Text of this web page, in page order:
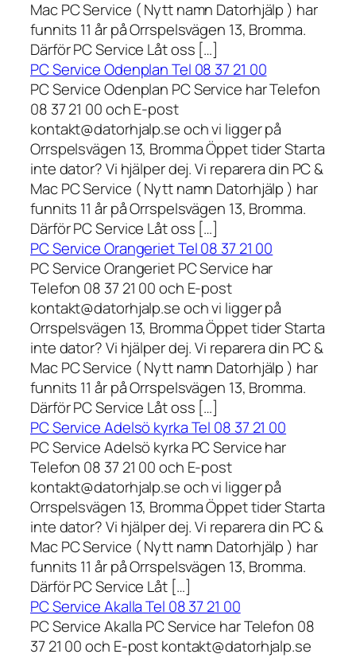
Mac PC Service ( Nytt namn Datorhjälp ) har
funnits 11 år på Orrspelsvägen 13, Bromma.
Därför PC Service Låt oss […]
PC Service Odenplan Tel 08 37 21 00
PC Service Odenplan PC Service har Telefon
08 37 21 00 och E-post
kontakt@datorhjalp.se och vi ligger på
Orrspelsvägen 13, Bromma Öppet tider Starta
inte dator? Vi hjälper dej. Vi reparera din PC &
Mac PC Service ( Nytt namn Datorhjälp ) har
funnits 11 år på Orrspelsvägen 13, Bromma.
Därför PC Service Låt oss […]
PC Service Orangeriet Tel 08 37 21 00
PC Service Orangeriet PC Service har
Telefon 08 37 21 00 och E-post
kontakt@datorhjalp.se och vi ligger på
Orrspelsvägen 13, Bromma Öppet tider Starta
inte dator? Vi hjälper dej. Vi reparera din PC &
Mac PC Service ( Nytt namn Datorhjälp ) har
funnits 11 år på Orrspelsvägen 13, Bromma.
Därför PC Service Låt oss […]
PC Service Adelsö kyrka Tel 08 37 21 00
PC Service Adelsö kyrka PC Service har
Telefon 08 37 21 00 och E-post
kontakt@datorhjalp.se och vi ligger på
Orrspelsvägen 13, Bromma Öppet tider Starta
inte dator? Vi hjälper dej. Vi reparera din PC &
Mac PC Service ( Nytt namn Datorhjälp ) har
funnits 11 år på Orrspelsvägen 13, Bromma.
Därför PC Service Låt […]
PC Service Akalla Tel 08 37 21 00
PC Service Akalla PC Service har Telefon 08
37 21 00 och E-post kontakt@datorhjalp.se